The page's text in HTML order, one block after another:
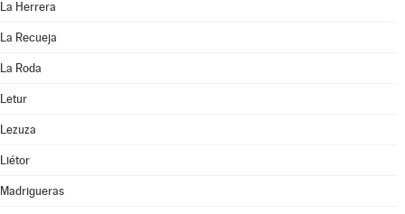
La Herrera
La Recueja
La Roda
Letur
Lezuza
Liétor
Madrigueras